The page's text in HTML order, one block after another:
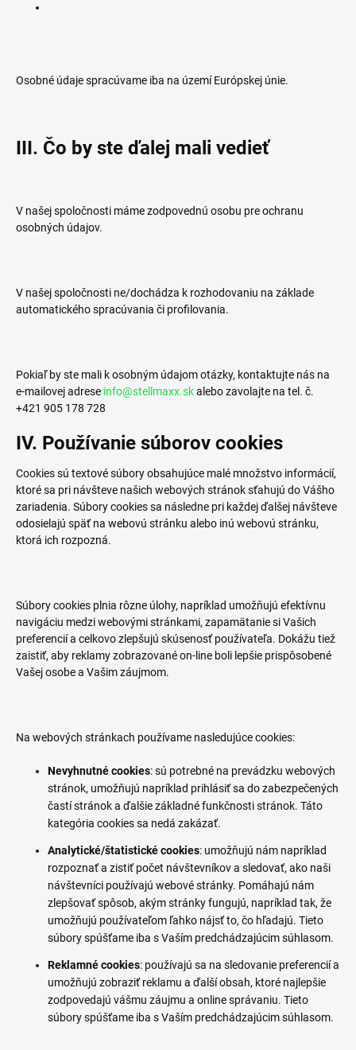
Osobné údaje spracúvame iba na území Európskej únie.
III. Čo by ste ďalej mali vedieť
V našej spoločnosti mámezodpovednú osobu pre ochranu
osobných údajov.
V našej spoločnosti ne/dochádza k rozhodovaniu na základe
automatického spracúvania či profilovania.
Pokiaľ by ste mali k osobným údajom otázky, kontaktujte nás na
e-mailovej adrese info@stellmaxx.skalebo zavolajte na tel. č.
+421 905 178 728
IV. Používanie súborov cookies
Cookies sú textové súbory obsahujúce malé množstvo informácií,
ktoré sa pri návšteve našich webových stránok sťahujú do Vášho
zariadenia. Súbory cookies sa následne pri každej ďalšej návšteve
odosielajú späť na webovú stránku alebo inú webovú stránku,
ktorá ich rozpozná.
Súbory cookies plnia rôzne úlohy, napríklad umožňujú efektívnu
navigáciu medzi webovými stránkami, zapamätanie si Vašich
preferencií a celkovo zlepšujú skúsenosť používateľa. Dokážu tiež
zaistiť, aby reklamy zobrazované on-line boli lepšie prispôsobené
Vašej osobe a Vašim záujmom.
Na webových stránkach používame nasledujúce cookies:
Nevyhnutné cookies: sú potrebné na prevádzku webových
stránok, umožňujú napríklad prihlásiť sa do zabezpečených
častí stránok a ďalšie základné funkčnosti stránok. Táto
kategória cookies sa nedá zakázať.
Analytické/štatistické cookies: umožňujú nám napríklad
rozpoznať a zistiť počet návštevníkov a sledovať, ako naši
návštevníci používajú webové stránky. Pomáhajú nám
zlepšovať spôsob, akým stránky fungujú, napríklad tak, že
umožňujú používateľom ľahko nájsť to, čo hľadajú. Tieto
súbory spúšťame iba s Vaším predchádzajúcim súhlasom.
Reklamné cookies: používajú sa na sledovanie preferencií a
umožňujú zobraziť reklamu a ďalší obsah, ktoré najlepšie
zodpovedajú vášmu záujmu a online správaniu. Tieto
súbory spúšťame iba s Vaším predchádzajúcim súhlasom.